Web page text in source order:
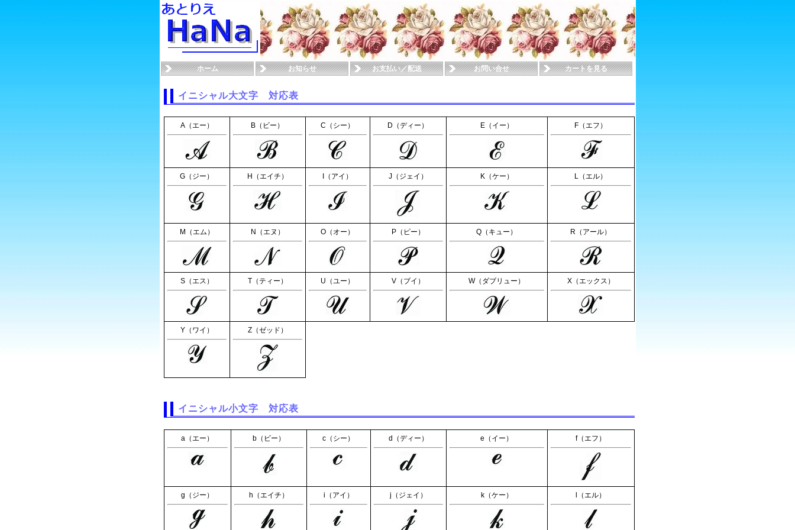
ホーム お知らせ お支払い／配送 お問い合せ カートを見る
イニシャル大文字 対応表
A（エー） B（ビー） C（シー） D（ディー） E（イー） F（エフ）
G（ジー） H（エイチ） I（アイ） J（ジェイ） K（ケー） L（エル）
M（エム） N（エヌ） O（オー） P（ピー） Q（キュー） R（アール）
S（エス） T（ティー） U（ユー） V（ブイ） W（ダブリュー） X（エックス）
Y（ワイ） Z（ゼッド）
イニシャル小文字 対応表
a（エー） b（ビー） c（シー） d（ディー） e（イー） f（エフ）
g（ジー） h（エイチ） i（アイ） j（ジェイ） k（ケー） l（エル）